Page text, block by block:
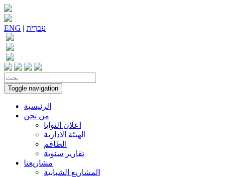
ENG | עִברִית
Toggle navigation
الرئيسية
من نحن
اعلان النوايا
الهيئة الادارية
الطاقم
تقارير سنوية
مشاريعنا
المشاريع الشبابية